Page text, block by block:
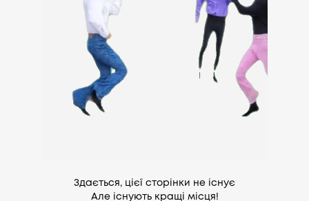
Здається, цієї сторінки не існує
Але існують кращі місця!